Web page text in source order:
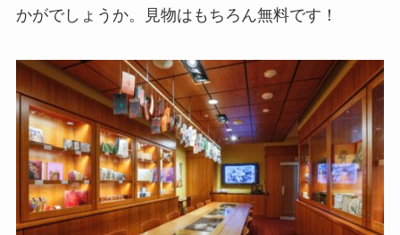
かがでしょうか。見物はもちろん無料です！